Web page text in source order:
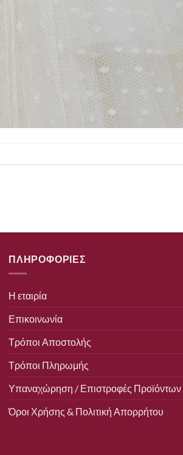
ΠΛΗΡΟΦΟΡΙΕΣ
Η εταιρία
Επικοινωνία
Τρόποι Αποστολής
Τρόποι Πληρωμής
Υπαναχώρηση / Επιστροφές Προϊόντων
Όροι Χρήσης & Πολιτική Απορρήτου